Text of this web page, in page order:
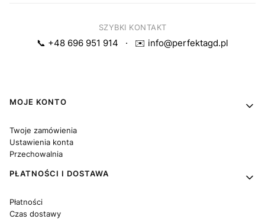
SZYBKI KONTAKT
📞 +48 696 951 914 · ✉️ info@perfektagd.pl
Linki w stopce
MOJE KONTO
Twoje zamówienia
Ustawienia konta
Przechowalnia
PŁATNOŚCI I DOSTAWA
Płatności
Czas dostawy